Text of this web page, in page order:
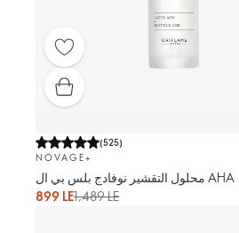
(525)
NOVAGE+
محلول التقشير نوفادج بلس بي ال AHA
899 LE1,489 LE